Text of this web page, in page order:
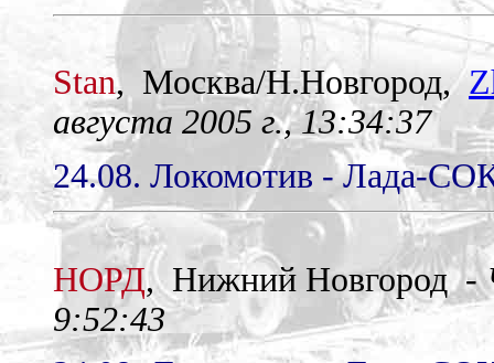
Stan, Mocква/Н.Новгород,
августа 2005 г., 13:34:37
24.08. Локомотив - Лада-
НОРД, Нижний Новгород -
9:52:43